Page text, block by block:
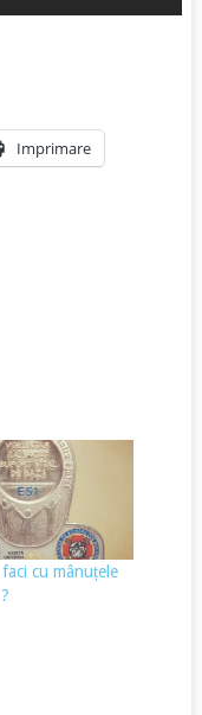
Imprimare
cu mânuțele